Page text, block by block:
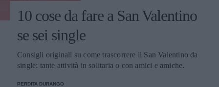
10 cose da fare a San Valentino
se sei single
Consigli originali su come trascorrere il San Valentino da
single: tante attività in solitaria o con amici e amiche.
PERDITA DURANGO